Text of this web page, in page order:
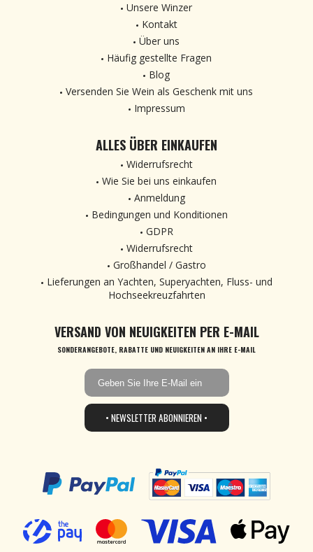
Unsere Winzer
Kontakt
Über uns
Häufig gestellte Fragen
Blog
Versenden Sie Wein als Geschenk mit uns
Impressum
ALLES ÜBER EINKAUFEN
Widerrufsrecht
Wie Sie bei uns einkaufen
Anmeldung
Bedingungen und Konditionen
GDPR
Widerrufsrecht
Großhandel / Gastro
Lieferungen an Yachten, Superyachten, Fluss- und
Hochseekreuzfahrten
VERSAND VON NEUIGKEITEN PER E-MAIL
SONDERANGEBOTE, RABATTE UND NEUIGKEITEN AN IHRE E-MAIL
• NEWSLETTER ABONNIEREN •